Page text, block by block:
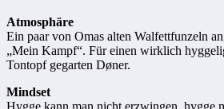
Atmosphäre
Ein paar von Omas alten Walfettfunzeln
„Mein Kampf“. Für einen wirklich
Tontopf gegarten Døner.
Mindset
Hygge kann man nicht erzwingen, hygge